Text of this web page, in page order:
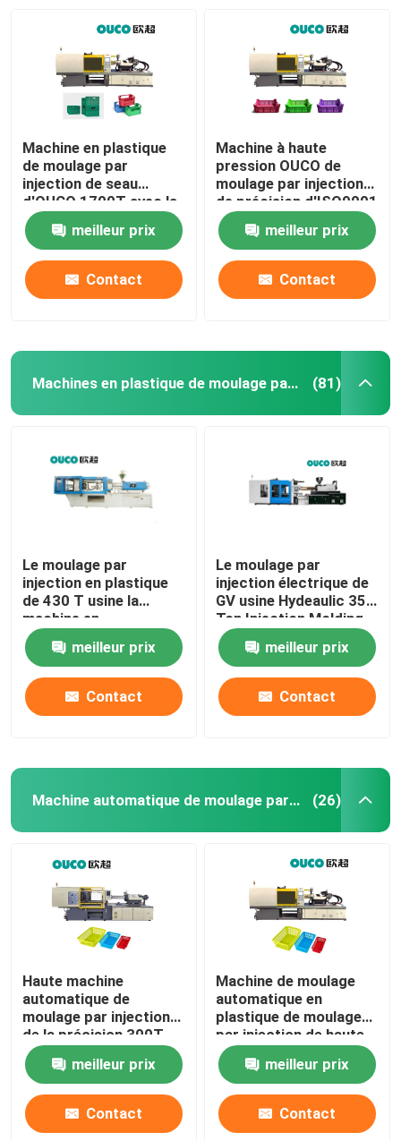
Machine en plastique
de moulage par
injection de seau
d'OUCO 1700T avec la
force de fixage forte
meilleur prix
Contact
Machine à haute
pression OUCO de
moulage par injection
de précision d'ISO9001
1900T pour le seau
meilleur prix
Contact
Machines en plastique de moulage par injection (81)
Le moulage par
injection en plastique
de 430 T usine la
machine en
caoutchouc de
moulage par injection
de seau
meilleur prix
Contact
Le moulage par
injection électrique de
GV usine Hydeaulic 350
Ton Injection Molding
Machine
meilleur prix
Contact
Machine automatique de moulage par injection (26)
Haute machine
automatique de
moulage par injection
de la précision 300T
avec le guide linéaire
meilleur prix
Contact
Machine de moulage
automatique en
plastique de moulage
par injection de haute
précision de PVC
meilleur prix
Contact